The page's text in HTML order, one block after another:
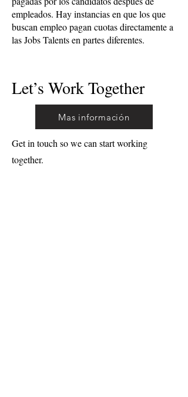
empleados. Hay instancias en que los que
buscan empleo pagan cuotas directamente a
las Jobs Talents en partes diferentes.
Let’s Work Together
Mas información
Get in touch so we can start working
together.